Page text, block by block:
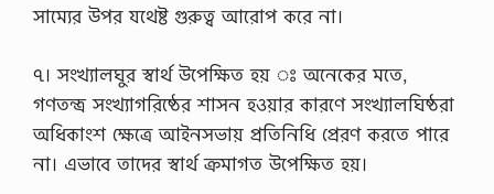
সাম্যের উপর যথেষ্ট গুরুত্ব আরোপ করে না।
৭। সংখ্যালঘুর স্বার্থ উপেক্ষিত হয় ঃ অনেকের মতে,
গণতন্ত্র সংখ্যাগরিষ্ঠের শাসন হওয়ার কারণে সংখ্যালঘিষ্ঠরা
অধিকাংশ ক্ষেত্রে আইনসভায় প্রতিনিধি প্রেরণ করতে পারে
না। এভাবে তাদের স্বার্থ ক্রমাগত উপেক্ষিত হয়।